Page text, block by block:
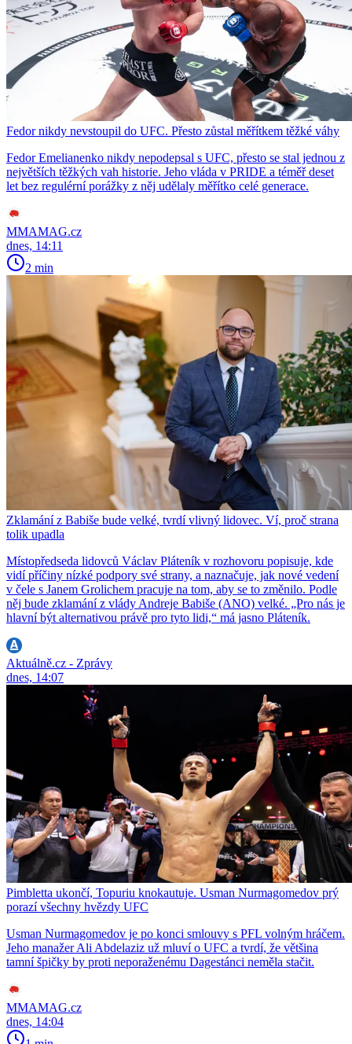
Fedor nikdy nevstoupil do UFC. Přesto zůstal měřítkem těžké váhy
Fedor Emelianenko nikdy nepodepsal s UFC, přesto se stal jednou z
největších těžkých vah historie. Jeho vláda v PRIDE a téměř deset
let bez regulérní porážky z něj udělaly měřítko celé generace.
MMAMAG.cz
dnes, 14:11
2 min
Zklamání z Babiše bude velké, tvrdí vlivný lidovec. Ví, proč strana
tolik upadla
Místopředseda lidovců Václav Pláteník v rozhovoru popisuje, kde
vidí příčiny nízké podpory své strany, a naznačuje, jak nové vedení
v čele s Janem Grolichem pracuje na tom, aby se to změnilo. Podle
něj bude zklamání z vlády Andreje Babiše (ANO) velké. „Pro nás je
hlavní být alternativou právě pro tyto lidi,“ má jasno Pláteník.
Aktuálně.cz - Zprávy
dnes, 14:07
Pimbletta ukončí, Topuriu knokautuje. Usman Nurmagomedov prý
porazí všechny hvězdy UFC
Usman Nurmagomedov je po konci smlouvy s PFL volným hráčem.
Jeho manažer Ali Abdelaziz už mluví o UFC a tvrdí, že většina
tamní špičky by proti neporaženému Dagestánci neměla stačit.
MMAMAG.cz
dnes, 14:04